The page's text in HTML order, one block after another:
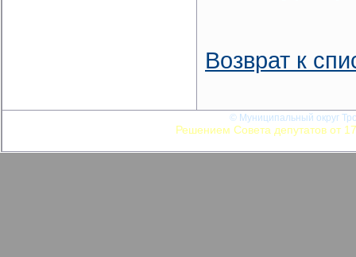
Возврат к
© Муниципальный округ
Решением Совета депутатов от